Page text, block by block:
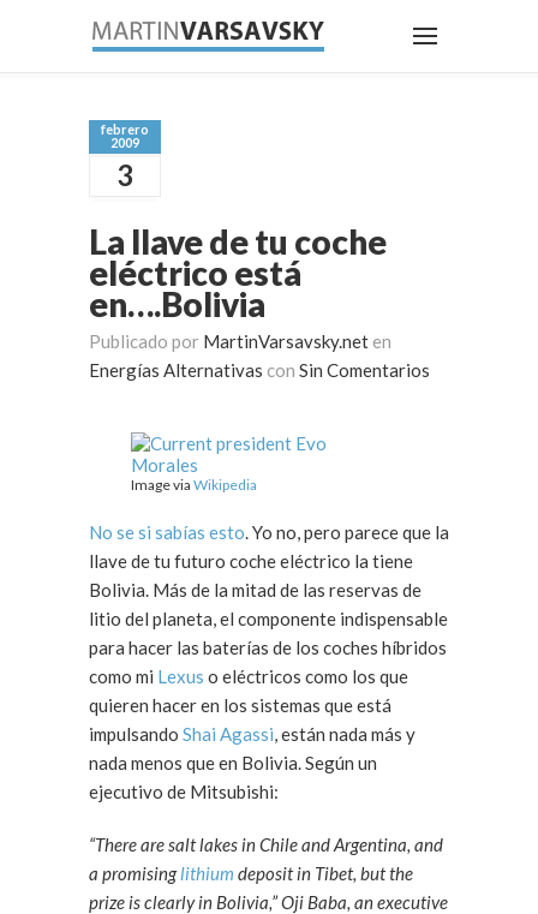
febrero
2009
3
La llave de tu coche
eléctrico está
en….Bolivia
Publicado por MartinVarsavsky.net en
Energías Alternativas con Sin Comentarios
Image via Wikipedia
No se si sabías esto. Yo no, pero parece que la
llave de tu futuro coche eléctrico la tiene
Bolivia. Más de la mitad de las reservas de
litio del planeta, el componente indispensable
para hacer las baterías de los coches híbridos
como mi Lexus o eléctricos como los que
quieren hacer en los sistemas que está
impulsando Shai Agassi, están nada más y
nada menos que en Bolivia. Según un
ejecutivo de Mitsubishi:
“There are salt lakes in Chile and Argentina, and
a promisinglithium deposit in Tibet, but the
prize is clearly in Bolivia,” Oji Baba, an executive